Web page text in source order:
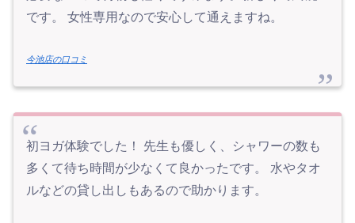
です。 女性専用なので安心して通えますね。
今池店の口コミ
初ヨガ体験でした！ 先生も優しく、シャワーの数も
多くて待ち時間が少なくて良かったです。 水やタオ
ルなどの貸し出しもあるので助かります。